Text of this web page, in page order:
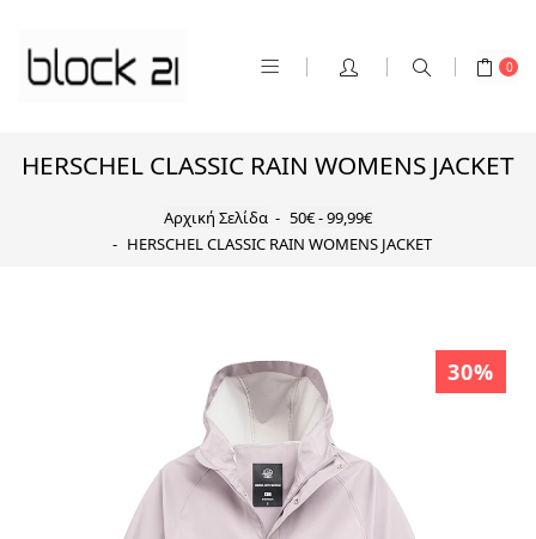
0
HERSCHEL CLASSIC RAIN WOMENS JACKET
Αρχική Σελίδα
50€ - 99,99€
HERSCHEL CLASSIC RAIN WOMENS JACKET
30%